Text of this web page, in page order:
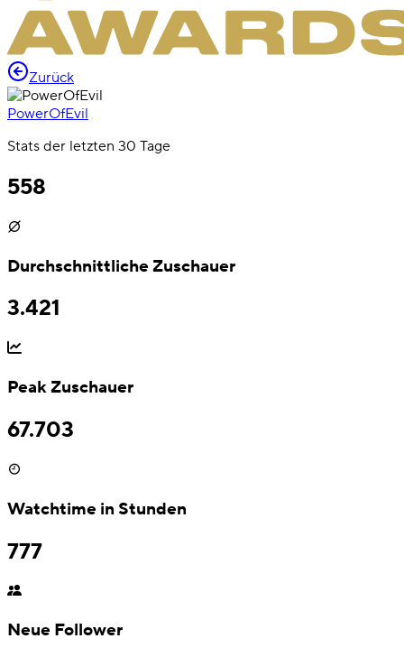
Zurück
PowerOfEvil
Stats der letzten 30 Tage
558
Durchschnittliche Zuschauer
3.421
Peak Zuschauer
67.703
Watchtime in Stunden
777
Neue Follower